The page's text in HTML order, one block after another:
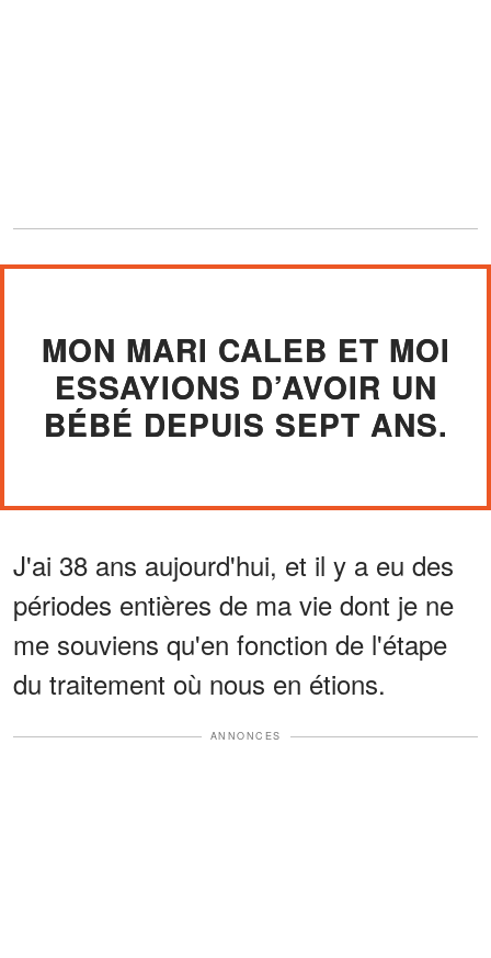
MON MARI CALEB ET MOI
ESSAYIONS D’AVOIR UN
BÉBÉ DEPUIS SEPT ANS.
J'ai 38 ans aujourd'hui, et il y a eu des
périodes entières de ma vie dont je ne
me souviens qu'en fonction de l'étape
du traitement où nous en étions.
ANNONCES